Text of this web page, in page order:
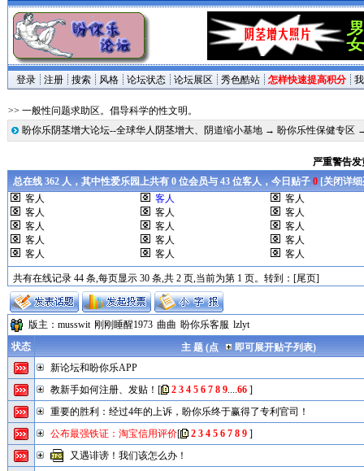
登录 注册 搜索 风格 论坛状态 论坛展区 秀色酷站 怎样快速提高积分
>> 一般性问题求助区。倡导科学的性文明。
盼你乐阴茎增大论坛--全球华人阴茎增大、阴道缩小基地→ 盼你乐性保健专区
严重警告
总在线 362 人，其中性爱乐园上共有 0 位会员与 43 位客人，今日贴子0[关闭详
客人
客人
客人
客人
客人
客人
客人
客人
客人
客人
客人
客人
客人
客人 客人
共有在线记录 44 条,每页显示 30 条,共 2 页,当前为第 1 页。转到： [尾页]
版主： musswit 刚刚睡醒1973 曲曲 盼你乐客服 lzlyt
状态
主 题 (点
即可展开贴子列表)
新论坛和盼你乐APP
教新手如何注册、发贴！ [ 2 3 4 5 6 7 8 9....66]
重要的胜利：经过4年的上诉，盼你乐终于赢得了专利官司！
公布最强铁证：淘宝信用评价[ 2 3 4 5 6 7 8 9]
又遇诽谤！我们该怎么办！